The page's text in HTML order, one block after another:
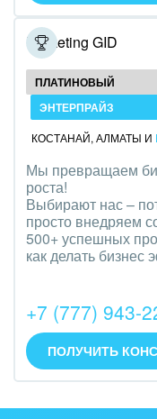
Полиграфия
Ритуальные
Рынки и торговля
Финансы,
Химия и
Ювелирное дело
Юриспруденция
Marketing GID
ПЛАТИНОВЫЙ
ЭНТЕРПРАЙЗ
КОСТАНАЙ, АЛМАТЫ И
Мы превращаем
роста!
Выбирают нас –
просто внедряем
500+ успешных
как делать бизнес
+7 (777) 943-
ПОЛУЧИТЬ